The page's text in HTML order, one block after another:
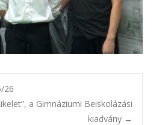
26
a Gimnáziumi Beiskolázási
kiadvány →